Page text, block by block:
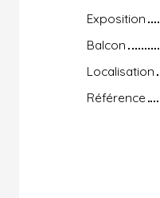
Exposition
Balcon
Localisation
Référence